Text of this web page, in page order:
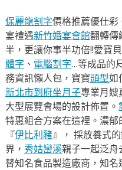
保麗龍割字價格推薦優仕彩
宴禮遇新竹婚宴會館翻轉傳
半，更讓你事半功倍!!愛寶貝
體字 、 電腦割字…等成品的
務資訊懶人包，寶寶頭型如
新北市到府坐月子專業月嫂
大型展覽會場的設計佈置。
特惠組合方案在這裡。濃郁
『伊比利豬』， 採放養式
界， 秀姑巒溪親子一起泛舟
替知名食品製造廠商，知